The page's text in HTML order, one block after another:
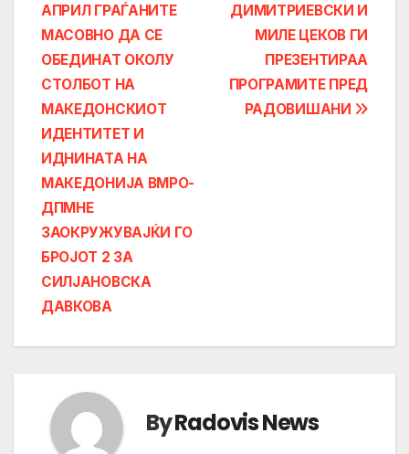
navigation
ДИМИТРИЕВСКИ И
МИЛЕ ЦЕКОВ ГИ
ПРЕЗЕНТИРАА
ПРОГРАМИТЕ ПРЕД
РАДОВИШАНИ
АПРИЛ ГРАЃАНИТЕ
МАСОВНО ДА СЕ
ОБЕДИНАТ ОКОЛУ
СТОЛБОТ НА
МАКЕДОНСКИОТ
ИДЕНТИТЕТ И
ИДНИНАТА НА
МАКЕДОНИЈА ВМРО-
ДПМНЕ
ЗАОКРУЖУВАЈЌИ ГО
БРОЈОТ 2 ЗА
СИЛЈАНОВСКА
ДАВКОВА
ByRadovis News